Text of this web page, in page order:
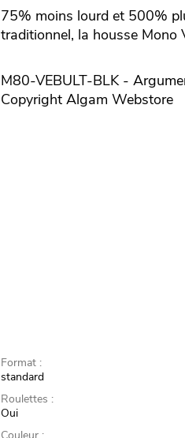
75% moins lourd et 500%
traditionnel, la housse Mono
M80-VEBULT-BLK -
Copyright Algam Webstore
Format :
standard
Roulettes :
Oui